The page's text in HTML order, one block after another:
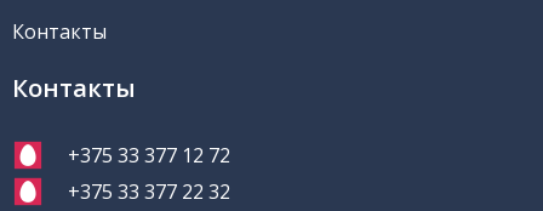
Контакты
Контакты
+375 33 377 12 72
+375 33 377 22 32